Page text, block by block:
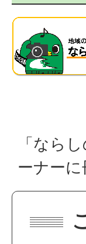
「なら
ーナーに